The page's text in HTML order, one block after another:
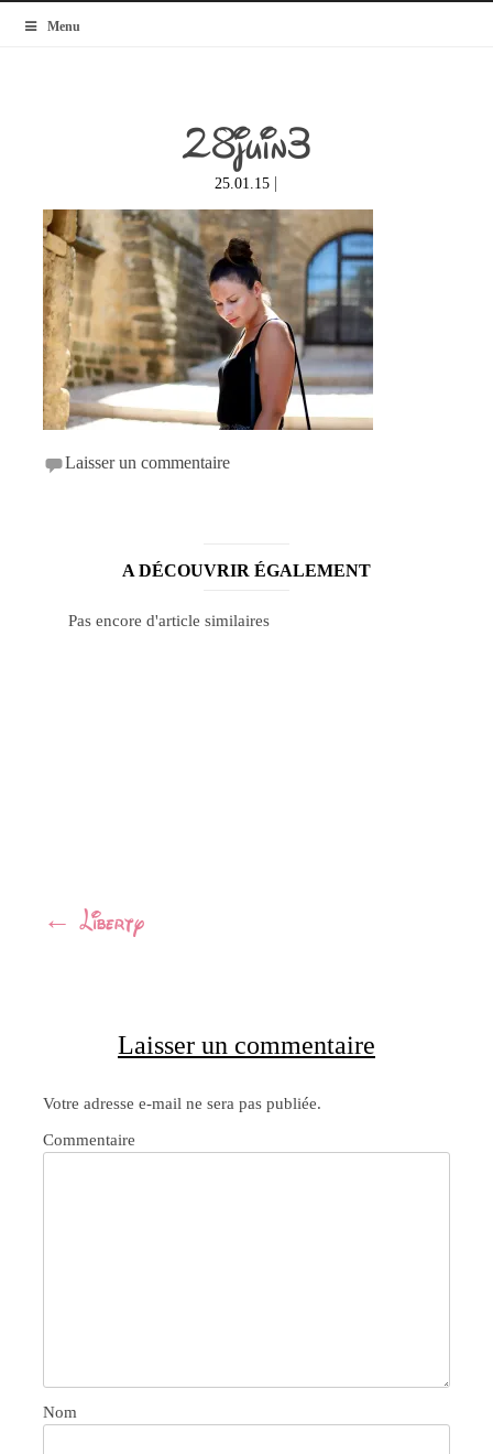
Menu
MyBlogMode
28juin3
25.01.15 |
Laisser un commentaire
A DÉCOUVRIR ÉGALEMENT
Pas encore d'article similaires
Navigation
← Liberty
Laisser un commentaire
Votre adresse e-mail ne sera pas publiée.
Commentaire
Nom